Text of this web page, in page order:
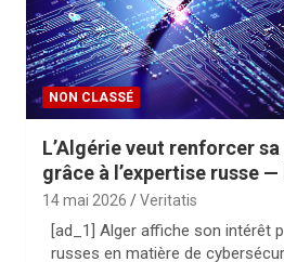
NON CLASSÉ
L’Algérie veut renforcer
grâce à l’expertise russe
14 mai 2026 Veritatis
[ad_1] Alger affiche son intérêt
russes en matière de